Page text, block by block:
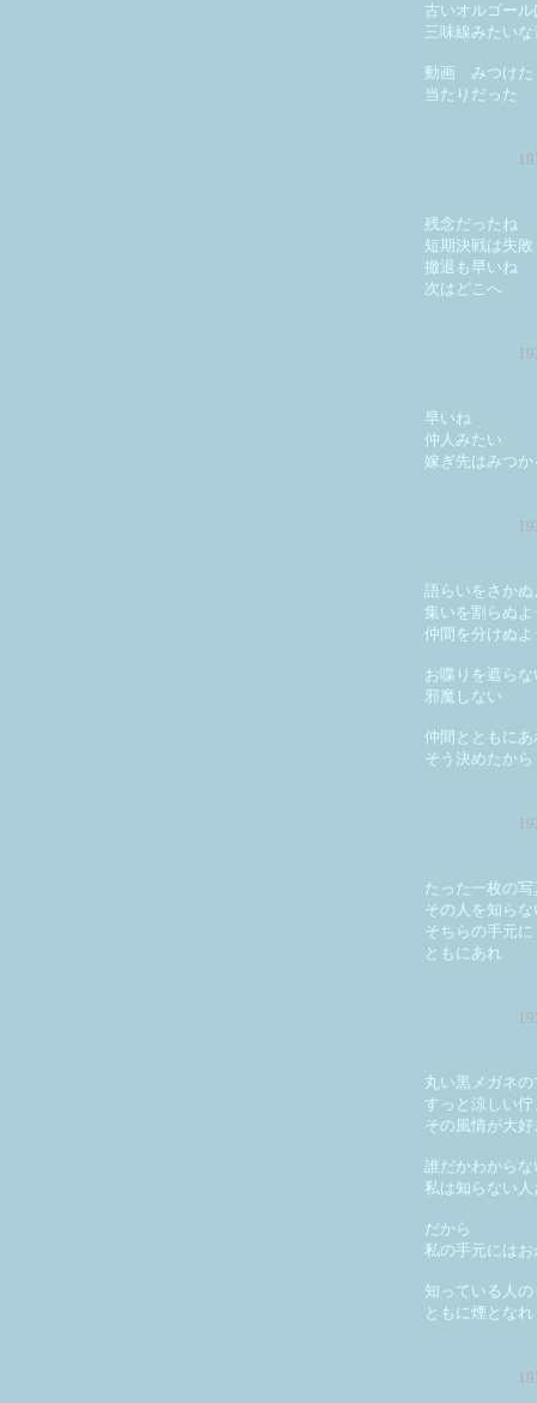
古いオルゴール
三味線みたいな
動画 みつけた
当たりだった
残念だったね
短期決戦は失敗
撤退も早いね
次はどこへ
早いね
仲人みたい
嫁ぎ先はみつか
語らいをさかぬ
集いを割らぬよ
仲間を分けぬよ
お喋りを遮らな
邪魔しない
仲間とともにあ
そう決めたから
たった一枚の
その人を知ら
そちらの手元に
ともにあれ
丸い黒メガネ
すっと涼しい
その風情が大
誰だかわからな
私は知らない人
だから
私の手元にはお
知っている人の
ともに煙となれ